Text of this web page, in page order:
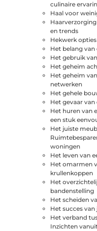
culinaire
Haal voor
en trends
Hekwerk
Het belang
Het gebruik
Het geheim
Het geheim
netwerken
Het gehele
Het gevaar
Het huren van
een stuk
Het juiste
woningen
Het leven van
Het omarmen
krullenkoppen
Het
bandenstelling
Het scheiden
Het succes
Het verband
Inzichten